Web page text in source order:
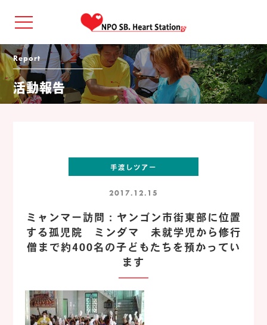
Report
活動報告
手渡しツアー
2017.12.15
ミャンマー訪問：ヤンゴン市街東部に位置
する孤児院 ミンダマ 未就学児から修行
僧まで約400名の子どもたちを預かってい
ます